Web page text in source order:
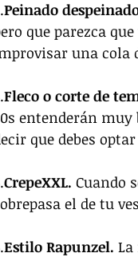
Peinado
que parezca
una cola
Fleco o corte de
entenderán muy
que debes
CrepeXXL. Cuando
el de tu
Estilo Rapunzel.